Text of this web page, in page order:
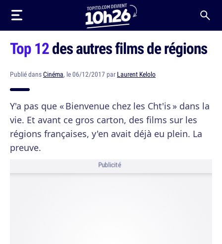
Top 12des autres films de régions
Publié dansCinéma, le 06/12/2017 par Laurent Kelolo
Y'a pas que « Bienvenue chez les Cht'is » dans la
vie. Et avant ce gros carton, des films sur les
régions françaises, y'en avait déjà eu plein. La
preuve.
Publicité